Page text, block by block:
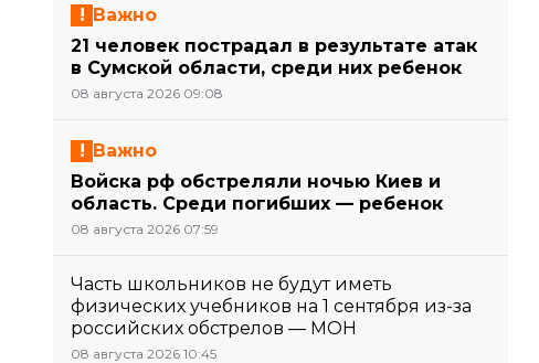
Важно
21 человек пострадал в результате атак
в Сумской области, среди них ребенок
08 августа 2026 09:08
Важно
Войска рф обстреляли ночью Киев и
область. Среди погибших — ребенок
08 августа 2026 07:59
Часть школьников не будут иметь
физических учебников на 1 сентября из-за
российских обстрелов — МОН
08 августа 2026 10:45